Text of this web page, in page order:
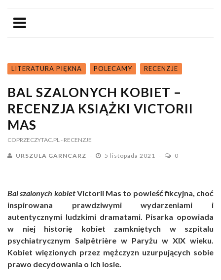
LITERATURA PIĘKNA POLECAMY RECENZJE
BAL SZALONYCH KOBIET –
RECENZJA KSIĄŻKI VICTORII
MAS
COPRZECZYTAC.PL - RECENZJE
URSZULA GARNCARZ 5 listopada 2021 0
Bal szalonych kobietVictorii Mas to powieść fikcyjna, choć
inspirowana prawdziwymi wydarzeniami i
autentycznymi ludzkimi dramatami. Pisarka opowiada
w niej historię kobiet zamkniętych w szpitalu
psychiatrycznym Salpêtrière w Paryżu w XIX wieku.
Kobiet więzionych przez mężczyzn uzurpujących sobie
prawo decydowania o ich losie.